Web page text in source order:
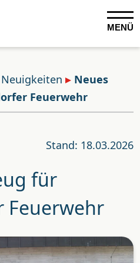
MENÜ
Neuigkeiten
Neues
Feuerwehr
Stand: 18.03.2026
für
Feuerwehr